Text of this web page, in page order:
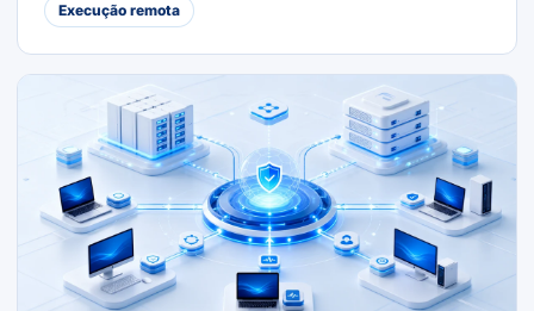
Execução remota